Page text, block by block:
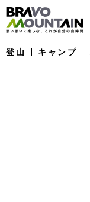
登山 キャンプ